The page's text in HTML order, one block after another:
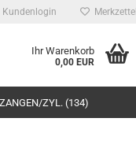
Kundenlogin Merkzettel
Ihr Warenkorb
0,00 EUR
ZYL. (134)